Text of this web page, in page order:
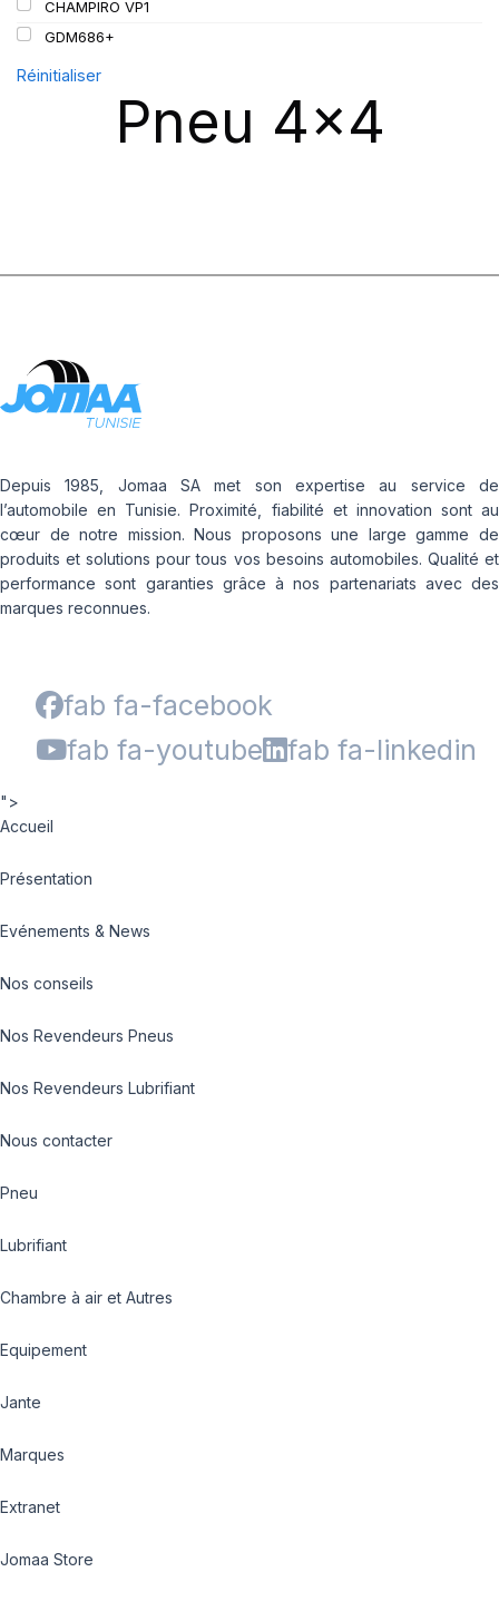
CHAMPIRO VP1
GDM686+
Réinitialiser
Pneu 4x4
Depuis 1985, Jomaa SA met son expertise au service de
l’automobile en Tunisie. Proximité, fiabilité et innovation sont au
cœur de notre mission. Nous proposons une large gamme de
produits et solutions pour tous vos besoins automobiles. Qualité et
performance sont garanties grâce à nos partenariats avec des
marques reconnues.
fab fa-facebook
fab fa-youtube
fab fa-linkedin
">
Accueil
Présentation
Evénements & News
Nos conseils
Nos Revendeurs Pneus
Nos Revendeurs Lubrifiant
Nous contacter
Pneu
Lubrifiant
Chambre à air et Autres
Equipement
Jante
Marques
Extranet
Jomaa Store